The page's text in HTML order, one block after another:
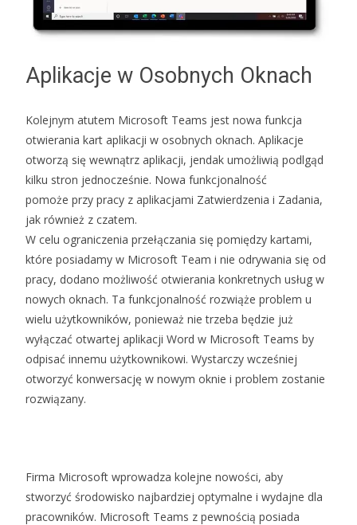
Aplikacje w Osobnych Oknach
Kolejnym atutem Microsoft Teams jest nowa funkcja
otwierania kart aplikacji w osobnych oknach. Aplikacje
otworzą się wewnątrz aplikacji, jendak umożliwią podlgąd
kilku stron jednocześnie. Nowa funkcjonalność
pomoże przy pracy z aplikacjami Zatwierdzenia i Zadania,
jak również z czatem.
W celu ograniczenia przełączania się pomiędzy kartami,
które posiadamy w Microsoft Team i nie odrywania się od
pracy, dodano możliwość otwierania konkretnych usług w
nowych oknach. Ta funkcjonalność rozwiąże problem u
wielu użytkowników, ponieważ nie trzeba będzie już
wyłączać otwartej aplikacji Word w Microsoft Teams by
odpisać innemu użytkownikowi. Wystarczy wcześniej
otworzyć konwersację w nowym oknie i problem zostanie
rozwiązany.
Firma Microsoft wprowadza kolejne nowości, aby
stworzyć środowisko najbardziej optymalne i wydajne dla
pracowników. Microsoft Teams z pewnością posiada